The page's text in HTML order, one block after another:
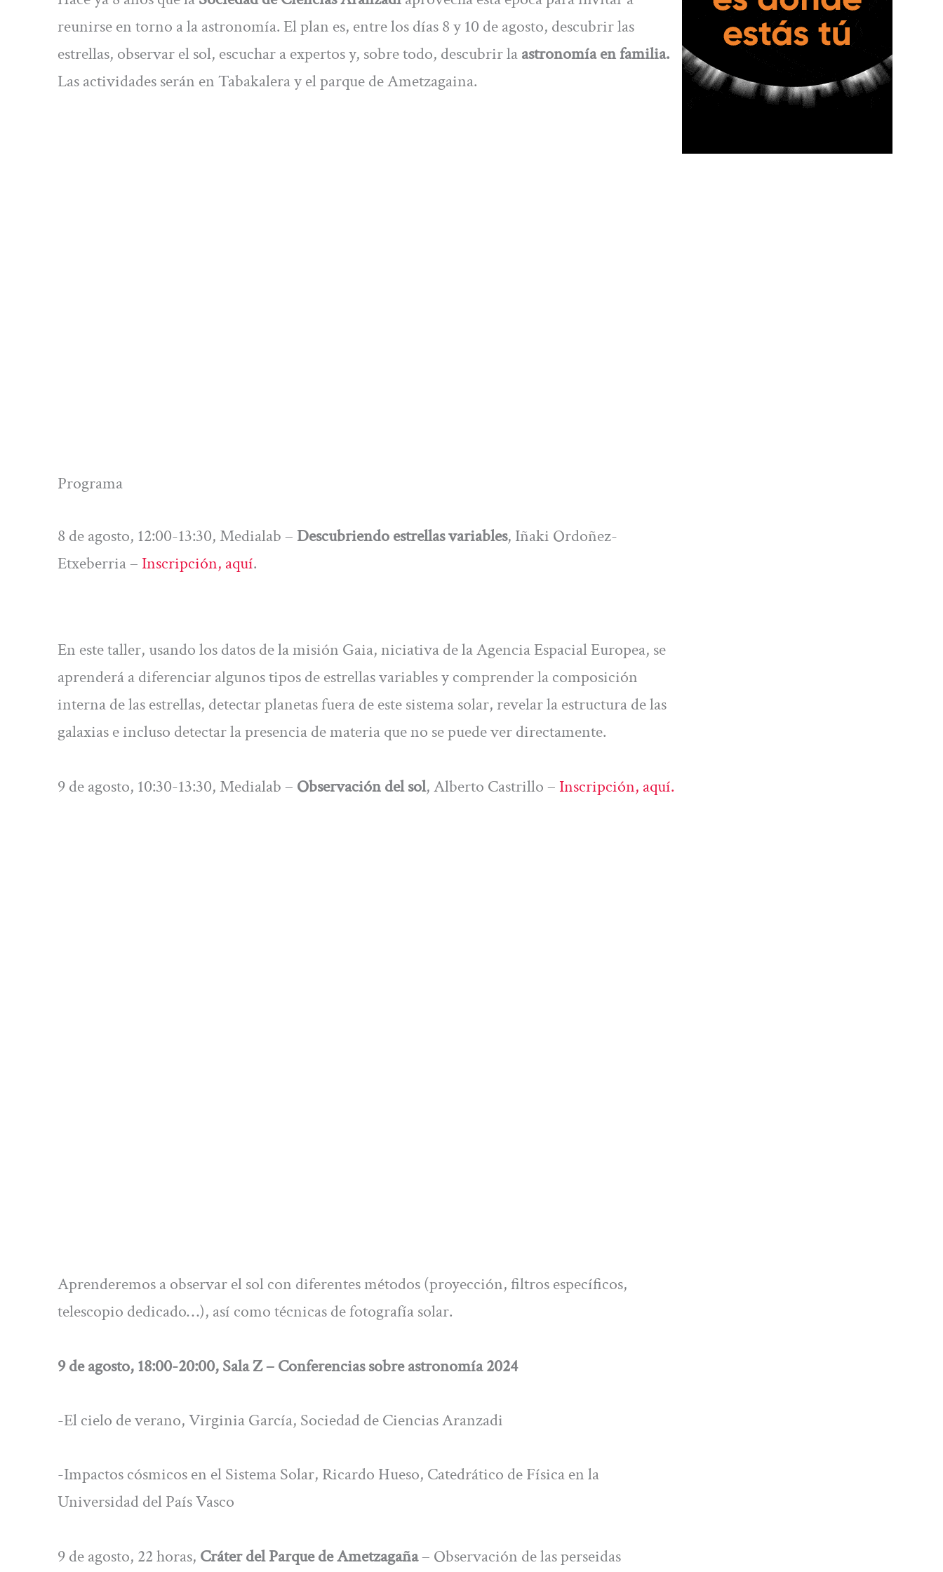
reunirse en torno a la astronomía. El plan es, entre los días 8 y 10 de agosto, descubrir las
estrellas, observar el sol, escuchar a expertos y, sobre todo, descubrir laastronomía en familia.
Las actividades serán en Tabakalera y el parque de Ametzagaina.
Programa
8 de agosto, 12:00-13:30, Medialab – Descubriendo estrellas variables, Iñaki Ordoñez-
Etxeberria – Inscripción, aquí.
En este taller, usando los datos de la misión Gaia, niciativa de la Agencia Espacial Europea, se
aprenderá a diferenciar algunos tipos de estrellas variables y comprender la composición
interna de las estrellas, detectar planetas fuera de este sistema solar, revelar la estructura de las
galaxias e incluso detectar la presencia de materia que no se puede ver directamente.
9 de agosto, 10:30-13:30, Medialab – Observación del sol, Alberto Castrillo – Inscripción, aquí.
Aprenderemos a observar el sol con diferentes métodos (proyección, filtros específicos,
telescopio dedicado…), así como técnicas de fotografía solar.
9 de agosto, 18:00-20:00, Sala Z – Conferencias sobre astronomía 2024
-El cielo de verano, Virginia García, Sociedad de Ciencias Aranzadi
-Impactos cósmicos en el Sistema Solar, Ricardo Hueso, Catedrático de Física en la
Universidad del País Vasco
9 de agosto, 22 horas, Cráter del Parque de Ametzagaña– Observación de las perseidas